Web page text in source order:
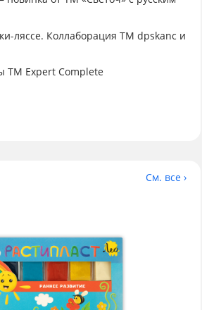
ляссе. Коллаборация TM dpskanc и
ТМ Expert Complete
См. все ›